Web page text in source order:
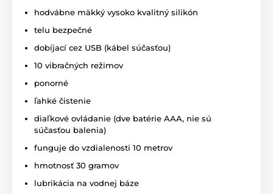
hodvábne mäkký vysoko kvalitný silikón
telu bezpečné
dobíjací cez USB (kábel súčasťou)
10 vibračných režimov
ponorné
ľahké čistenie
diaľkové ovládanie (dve batérie AAA, nie sú
súčasťou balenia)
funguje do vzdialenosti 10 metrov
hmotnosť 30 gramov
lubrikácia na vodnej báze